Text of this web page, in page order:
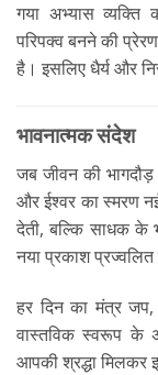
गया अभ्यास
परिपक्व बनने की
है। इसलिए धैर्य और
भावनात्मक संदेश
जब जीवन की
और ईश्वर का स्मरण
देती, बल्कि साधक के
नया प्रकाश
हर दिन का मंत्र
वास्तविक स्वरूप
आपकी श्रद्धा मिलकर